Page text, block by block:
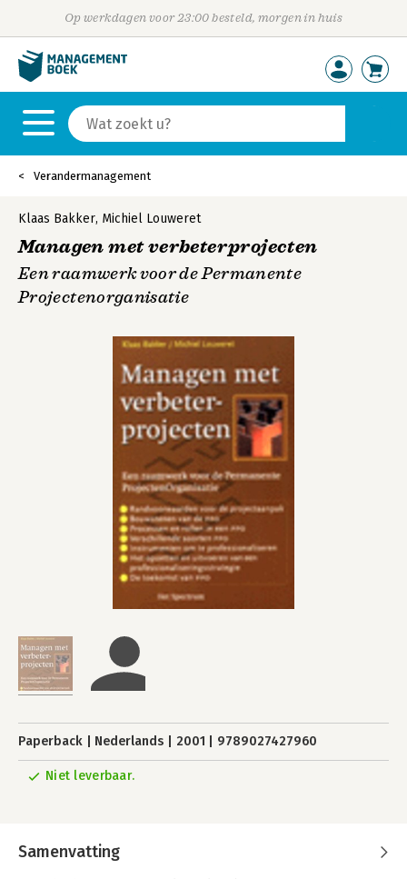
Op werkdagen voor 23:00 besteld, morgen in huis
Verandermanagement
Klaas Bakker, Michiel Louweret
Managen met verbeterprojecten
Een raamwerk voor de Permanente
Projectenorganisatie
Paperback Nederlands 2001 9789027427960
Niet leverbaar.
Samenvatting